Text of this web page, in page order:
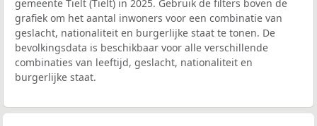
gemeente Tielt (Tielt) in 2025. Gebruik de filters boven de
grafiek om het aantal inwoners voor een combinatie van
geslacht, nationaliteit en burgerlijke staat te tonen. De
bevolkingsdata is beschikbaar voor alle verschillende
combinaties van leeftijd, geslacht, nationaliteit en
burgerlijke staat.